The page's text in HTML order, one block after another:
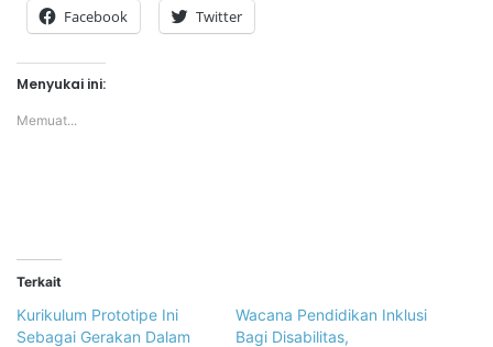
Facebook Twitter
Menyukai ini:
Memuat...
Terkait
Kurikulum Prototipe Ini
Sebagai Gerakan Dalam
Wacana Pendidikan Inklusi
Bagi Disabilitas,